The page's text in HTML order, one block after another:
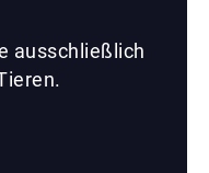
ausschließlich